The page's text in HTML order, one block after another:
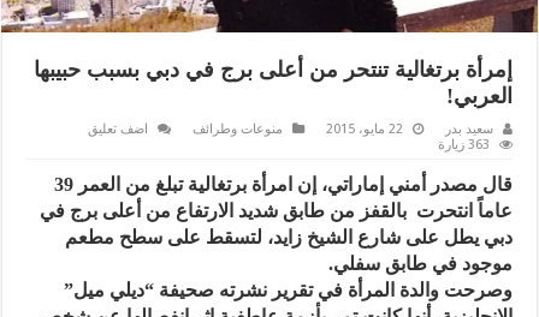
إمرأة برتغالية تنتحر من أعلى برج في دبي بسبب حبيبها
العربي!
سعيد بدر 22 مايو، 2015 منوعات وطرائف
اضف تعليق
363 زيارة
قال مصدر أمني إماراتي، إن امرأة برتغالية تبلغ من العمر 39
عاماً انتحرت بالقفز من طابق شديد الارتفاع من أعلى برج في
دبي يطل على شارع الشيخ زايد، لتسقط على سطح مطعم
موجود في طابق سفلي.
وصرحت والدة المرأة في تقرير نشرته صحيفة “ديلي ميل”